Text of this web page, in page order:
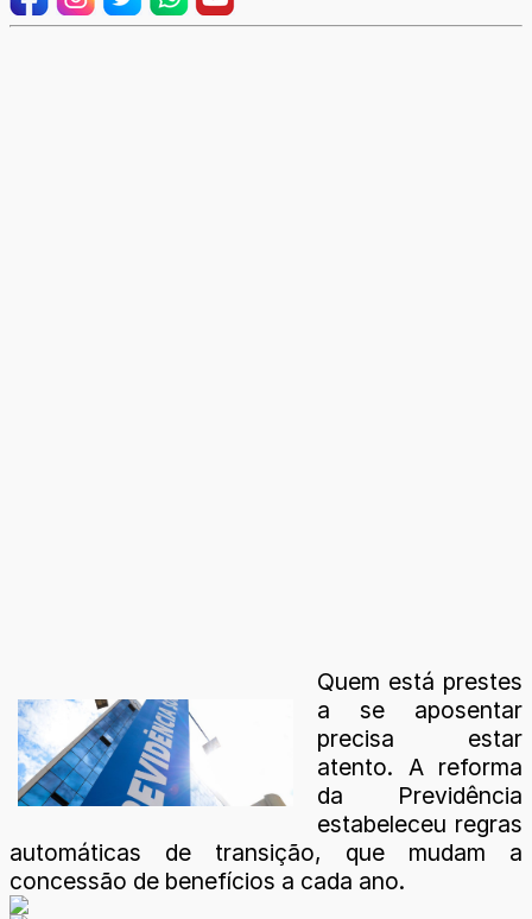
Quem está prestes
a se aposentar
precisa estar
atento. A reforma
da Previdência
estabeleceu regras
automáticas de transição, que mudam a
concessão de benefícios a cada ano.